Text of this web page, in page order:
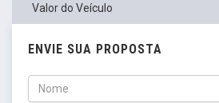
Valor do Veículo
ENVIE SUA PROPOSTA